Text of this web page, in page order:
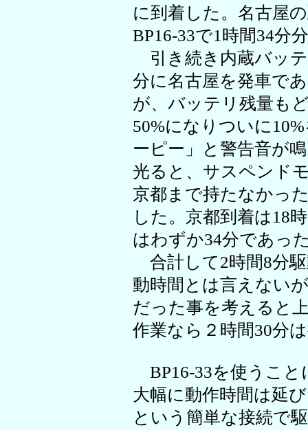
に到着した。名古屋
BP16-33で1時間34分
引き続き内蔵バッ
分に名古屋を発車で
が、バッテリ残量も
50%になりついに
ーピー」と警告音が
光ると、サスペンド
京都まで持たなかっ
した。京都到着は18
はわずか34分であっ
合計して2時間8分
動時間とは言えない
だった事を考えると
作業なら２時間30分
BP16-33を使うこと
大幅に動作時間は延
という簡単な接続で